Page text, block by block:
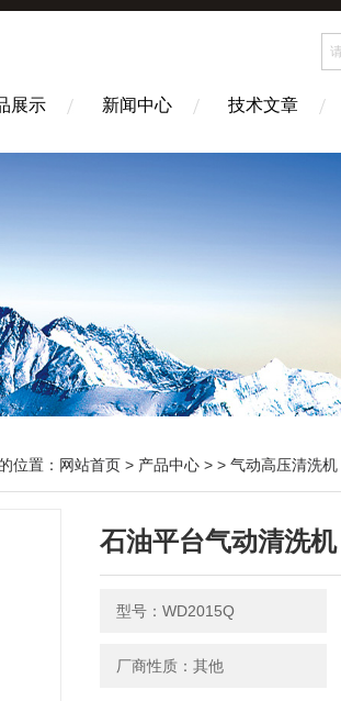
展示 新闻中心 技术文章
位置： 网站首页 > 产品中心 > > 气动高压清洗机
石油平台气动清洗机
型号：WD2015Q
厂商性质：其他